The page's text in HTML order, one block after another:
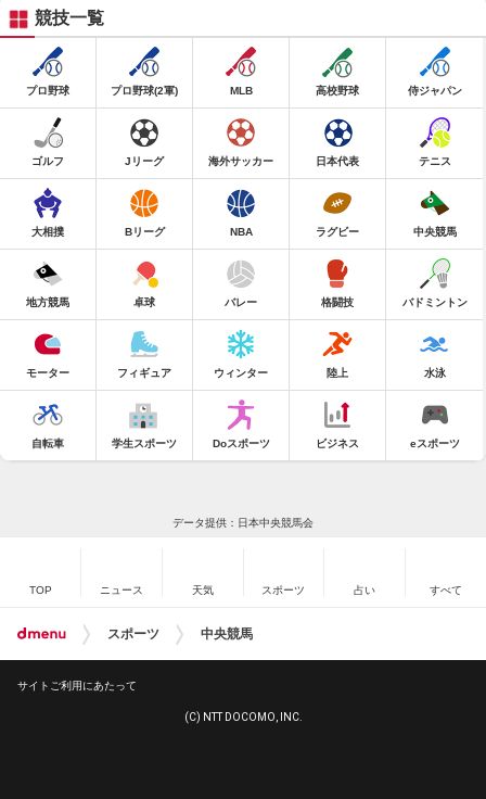
競技一覧
プロ野球 プロ野球(2軍) MLB 高校野球 侍ジャパン
ゴルフ Jリーグ 海外サッカー 日本代表 テニス
大相撲 Bリーグ NBA ラグビー 中央競馬
地方競馬 卓球 バレー 格闘技 バドミントン
モーター フィギュア ウィンター 陸上 水泳
自転車 学生スポーツ Doスポーツ ビジネス eスポーツ
データ提供：日本中央競馬会
TOP ニュース 天気 スポーツ 占い すべて
スポーツ 中央競馬
サイトご利用にあたって
(C) NTT DOCOMO, INC.